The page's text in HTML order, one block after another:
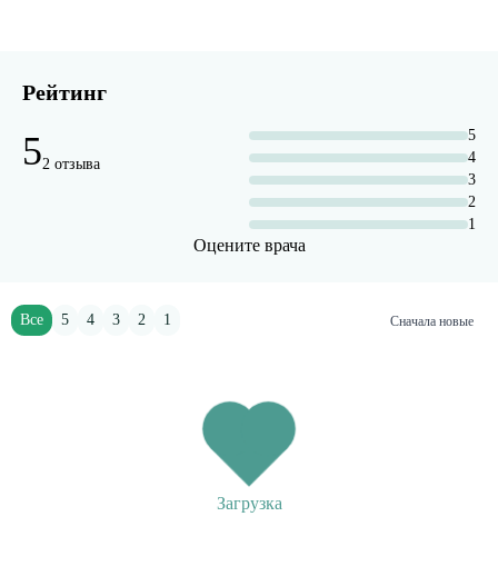
Рейтинг
52 отзыва
5
4
3
2
1
Оцените врача
Все 5 4 3 2 1 Сначала новые
Загрузка